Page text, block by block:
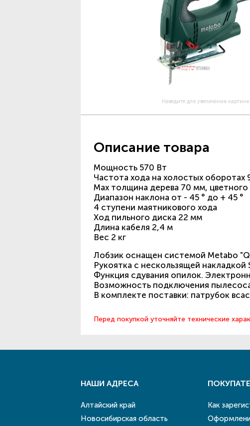
Наведите для увеличения
Описание товара
Мощность 570 Вт
Частота хода на холостых
Max толщина дерева 70 мм,
Диапазон наклона от - 45 ° до + 45 °
4 ступени маятникового хода
Ход пильного диска 22 мм
Длина кабеля 2,4 м
Вес 2 кг
Лобзик оснащен системой Metabo
Рукоятка с нескользящей накладкой
Функция сдувания опилок.
Возможность подключения
В комплекте поставки: патрубок
Перед покупкой уточняйте технические
НАШИ АДРЕСА
Алтайский край
Новосибирская область
Как